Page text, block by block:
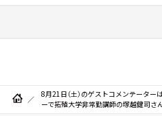
8月21日（土）のゲストコメンテーター
ーで拓殖大学非常勤講師の塚越健司さん